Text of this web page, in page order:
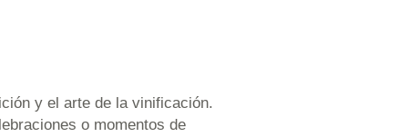
y el arte de la vinificación.
o momentos de